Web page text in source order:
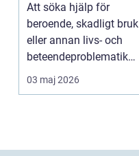
Att söka hjälp för
beroende, skadligt bruk
eller annan livs- och
beteendeproblematik
är ett stort st...
03 maj 2026